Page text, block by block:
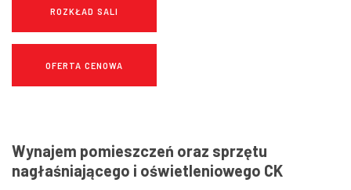
ROZKŁAD SALI
OFERTA CENOWA
Wynajem pomieszczeń oraz sprzętu
nagłaśniającego i oświetleniowego CK